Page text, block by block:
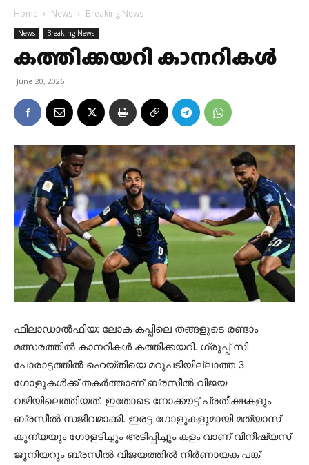
Home News Breaking News
News Breaking News
കത്തിക്കയറി കാനറികൾ
June 20, 2026
ഫിലാഡാല്‍ഫിയ: ലോക കപ്പിലെ തങ്ങളുടെ രണ്ടാം
മത്സരത്തിൽ കാനറികൾ കത്തിക്കയറി. ഗ്രൂപ്പ് സി
പോരാട്ടത്തില്‍ ഹെയ്തിയെ മറുപടിയില്ലാത്ത 3
ഗോളുകള്‍ക്ക് തകര്‍ത്താണ് ബ്രസീല്‍ വിജയ
വഴിയിലെത്തിയത്. ഇതോടെ നോക്കൗട്ട് പ്രതീക്ഷകളും
ബ്രസീൽ സജീവമാക്കി. ഇരട്ട ഗോളുകളുമായി മത്യാസ്
കുന്യയും ഗോളടിച്ചും അടിപ്പിച്ചും കളം വാണ് വിനീഷ്യസ്
ജൂനിയറും ബ്രസീല്‍ വിജയത്തില്‍ നിര്‍ണായക പങ്ക്